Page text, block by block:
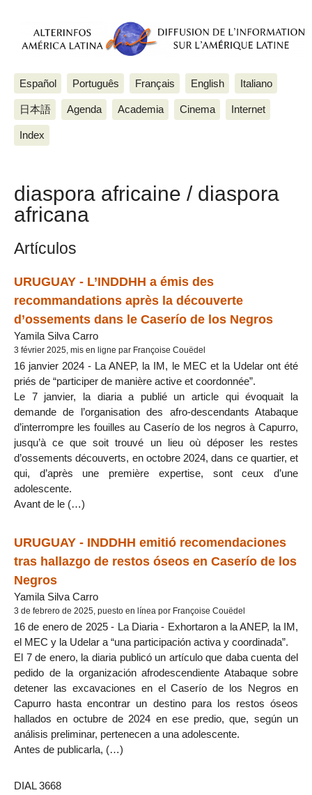
Español Português Français English Italiano
日本語 Agenda Academia Cinema Internet
Index
diaspora africaine / diaspora
africana
Artículos
URUGUAY - L’INDDHH a émis des
recommandations après la découverte
d’ossements dans le Caserío de los Negros
Yamila Silva Carro
3 février 2025, mis en ligne par Françoise Couëdel
16 janvier 2024 - La ANEP, la IM, le MEC et la Udelar ont été
priés de “participer de manière active et coordonnée”.
Le 7 janvier, la diaria a publié un article qui évoquait la
demande de l’organisation des afro-descendants Atabaque
d’interrompre les fouilles au Caserío de los negros à Capurro,
jusqu’à ce que soit trouvé un lieu où déposer les restes
d’ossements découverts, en octobre 2024, dans ce quartier, et
qui, d’après une première expertise, sont ceux d’une
adolescente.
Avant de le (…)
URUGUAY - INDDHH emitió recomendaciones
tras hallazgo de restos óseos en Caserío de los
Negros
Yamila Silva Carro
3 de febrero de 2025, puesto en línea por Françoise Couëdel
16 de enero de 2025 - La Diaria - Exhortaron a la ANEP, la IM,
el MEC y la Udelar a “una participación activa y coordinada”.
El 7 de enero, la diaria publicó un artículo que daba cuenta del
pedido de la organización afrodescendiente Atabaque sobre
detener las excavaciones en el Caserío de los Negros en
Capurro hasta encontrar un destino para los restos óseos
hallados en octubre de 2024 en ese predio, que, según un
análisis preliminar, pertenecen a una adolescente.
Antes de publicarla, (…)
DIAL 3668